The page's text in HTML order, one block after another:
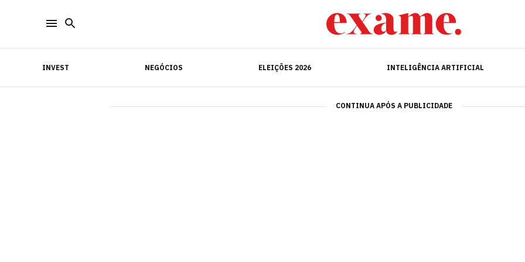
INVEST NEGÓCIOS ELEIÇÕES 2026 INTELIGÊNCIA ARTIFICIAL
INVEST INTELIGÊNCIA ARTIFICIAL
CONTINUA APÓS A PUBLICIDADE